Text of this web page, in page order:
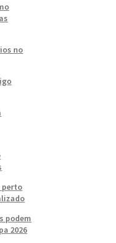
no
perto
podem
2026